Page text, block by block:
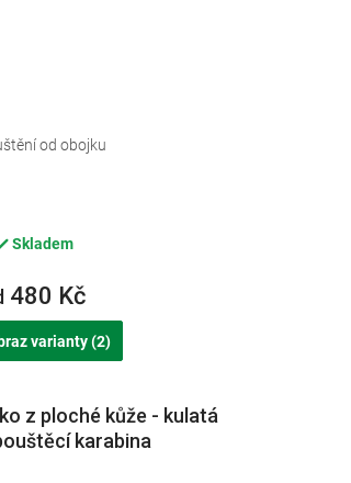
Skladem
480 Kč
varianty (2)
od obojku
z ploché kůže - kulatá
karabina